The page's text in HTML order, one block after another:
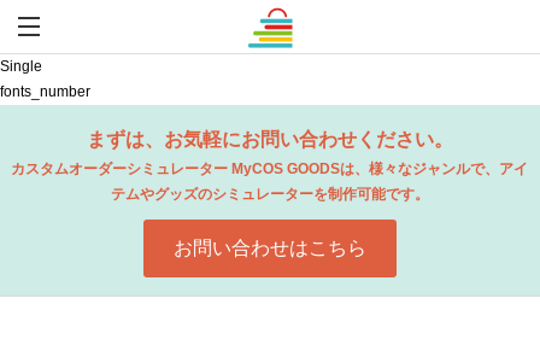
Single
fonts_number
まずは、お気軽にお問い合わせください。
カスタムオーダーシミュレーター MyCOS GOODSは、様々なジャンルで、アイ
テムやグッズのシミュレーターを制作可能です。
お問い合わせはこちら